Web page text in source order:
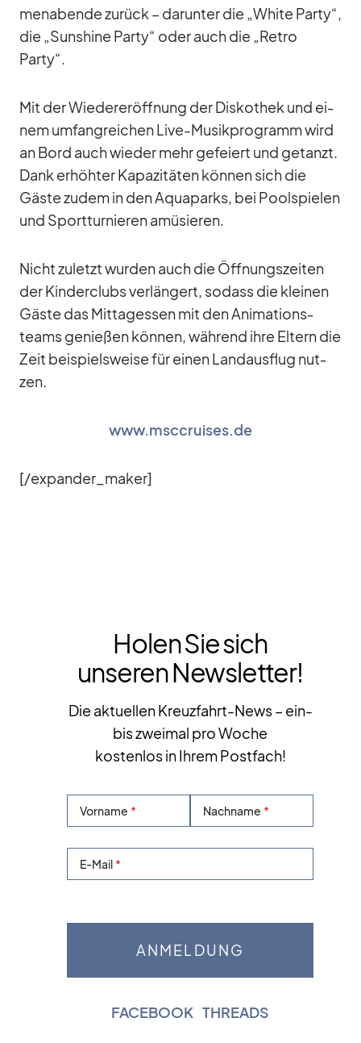
men­abende zu­rück – dar­un­ter die „White Party“,
die „Suns­hine Party“ oder auch die „Re­tro
Party“.
Mit der Wie­der­eröff­nung der Dis­ko­thek und ei­
nem um­fang­rei­chen Live-Mu­sik­pro­gramm wird
an Bord auch wie­der mehr ge­fei­ert und ge­tanzt.
Dank er­höh­ter Ka­pa­zi­tä­ten kön­nen sich die
Gäste zu­dem in den Aqua­parks, bei Pool­spie­len
und Sport­tur­nie­ren amü­sie­ren.
Nicht zu­letzt wur­den auch die Öff­nungs­zei­ten
der Kin­der­clubs ver­län­gert, so­dass die klei­nen
Gäste das Mit­tag­essen mit den Ani­ma­ti­ons­
teams ge­nie­ßen kön­nen, wäh­rend ihre El­tern die
Zeit bei­spiels­weise für ei­nen Land­aus­flug nut­
zen.
www.msccruises.de
[/​expander_​maker]
Holen Sie sich
unseren Newsletter!
Die aktuellen Kreuzfahrt-News – ein-
bis zweimal pro Woche
kostenlos in Ihrem Postfach!
Vorname Nachname
E-Mail
FACEBOOK THREADS